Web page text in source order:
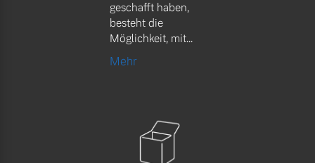
geschafft haben,
besteht die
Möglichkeit, mit...
Mehr